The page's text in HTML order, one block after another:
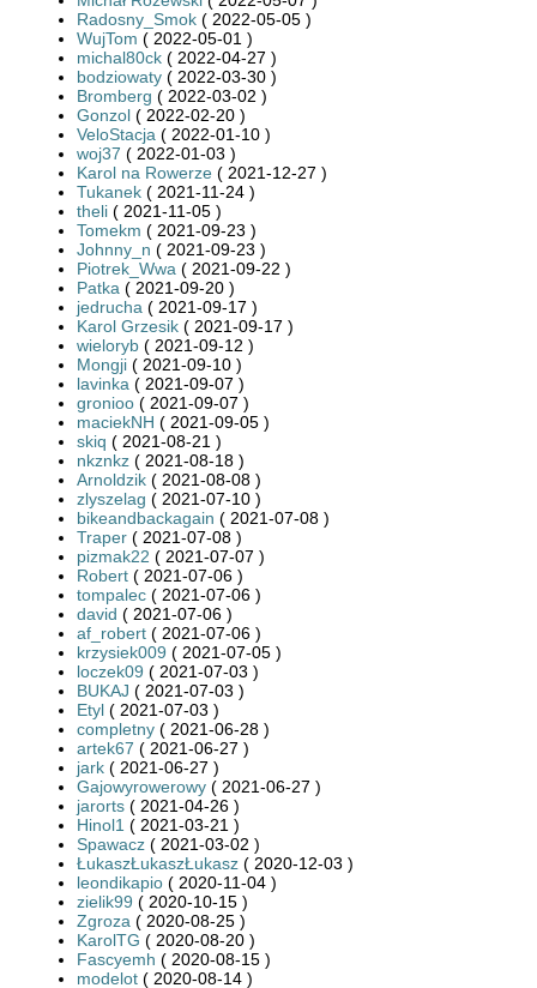
Radosny_Smok ( 2022-05-05 )
WujTom ( 2022-05-01 )
michal80ck ( 2022-04-27 )
bodziowaty ( 2022-03-30 )
Bromberg ( 2022-03-02 )
Gonzol ( 2022-02-20 )
VeloStacja ( 2022-01-10 )
woj37 ( 2022-01-03 )
Karol na Rowerze ( 2021-12-27 )
Tukanek ( 2021-11-24 )
theli ( 2021-11-05 )
Tomekm ( 2021-09-23 )
Johnny_n ( 2021-09-23 )
Piotrek_Wwa ( 2021-09-22 )
Patka ( 2021-09-20 )
jedrucha ( 2021-09-17 )
Karol Grzesik ( 2021-09-17 )
wieloryb ( 2021-09-12 )
Mongji ( 2021-09-10 )
lavinka ( 2021-09-07 )
gronioo ( 2021-09-07 )
maciekNH ( 2021-09-05 )
skiq ( 2021-08-21 )
nkznkz ( 2021-08-18 )
Arnoldzik ( 2021-08-08 )
zlyszelag ( 2021-07-10 )
bikeandbackagain ( 2021-07-08 )
Traper ( 2021-07-08 )
pizmak22 ( 2021-07-07 )
Robert ( 2021-07-06 )
tompalec ( 2021-07-06 )
david ( 2021-07-06 )
af_robert ( 2021-07-06 )
krzysiek009 ( 2021-07-05 )
loczek09 ( 2021-07-03 )
BUKAJ ( 2021-07-03 )
Etyl ( 2021-07-03 )
completny ( 2021-06-28 )
artek67 ( 2021-06-27 )
jark ( 2021-06-27 )
Gajowyrowerowy ( 2021-06-27 )
jarorts ( 2021-04-26 )
Hinol1 ( 2021-03-21 )
Spawacz ( 2021-03-02 )
ŁukaszŁukaszŁukasz ( 2020-12-03 )
leondikapio ( 2020-11-04 )
zielik99 ( 2020-10-15 )
Zgroza ( 2020-08-25 )
KarolTG ( 2020-08-20 )
Fascyemh ( 2020-08-15 )
modelot ( 2020-08-14 )